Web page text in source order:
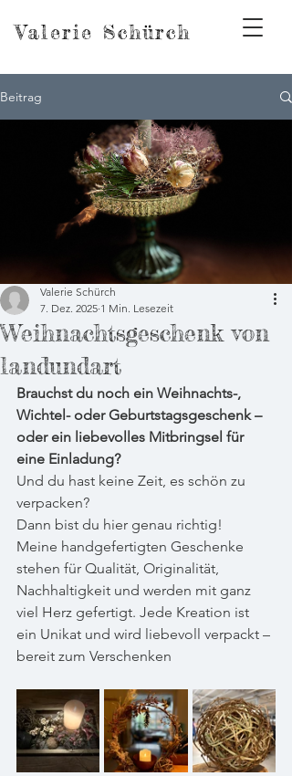
Valerie Schürch
Beitrag
Weihnachtsgeschenk von
landundart
Valerie Schürch
7. Dez. 2025 1 Min. Lesezeit
Brauchst du noch ein Weihnachts-,
Wichtel- oder Geburtstagsgeschenk –
oder ein liebevolles Mitbringsel für
eine Einladung?
Und du hast keine Zeit, es schön zu
verpacken?
Dann bist du hier genau richtig!
Meine handgefertigten Geschenke
stehen für Qualität, Originalität,
Nachhaltigkeit und werden mit ganz
viel Herz gefertigt. Jede Kreation ist
ein Unikat und wird liebevoll verpackt –
bereit zum Verschenken